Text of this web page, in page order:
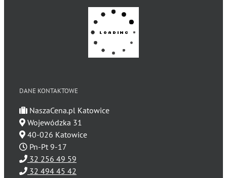
DANE KONTAKTOWE
NaszaCena.pl Katowice
Wojewódzka 31
40-026 Katowice
Pn-Pt 9-17
32 256 49 59
32 494 45 42